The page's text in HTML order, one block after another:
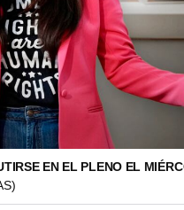
EN EL PLENO EL